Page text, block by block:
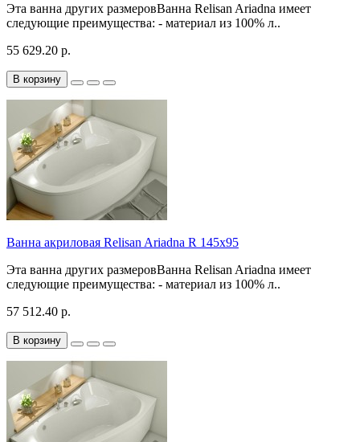
Эта ванна других размеровВанна Relisan Ariadna имеет
следующие преимущества: - материал из 100% л..
55 629.20 р.
В корзину
Ванна акриловая Relisan Ariadna R 145x95
Эта ванна других размеровВанна Relisan Ariadna имеет
следующие преимущества: - материал из 100% л..
57 512.40 р.
В корзину